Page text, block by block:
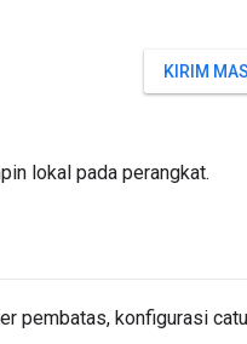
KIRIM
lokal pada perangkat.
pembatas, konfigurasi catu